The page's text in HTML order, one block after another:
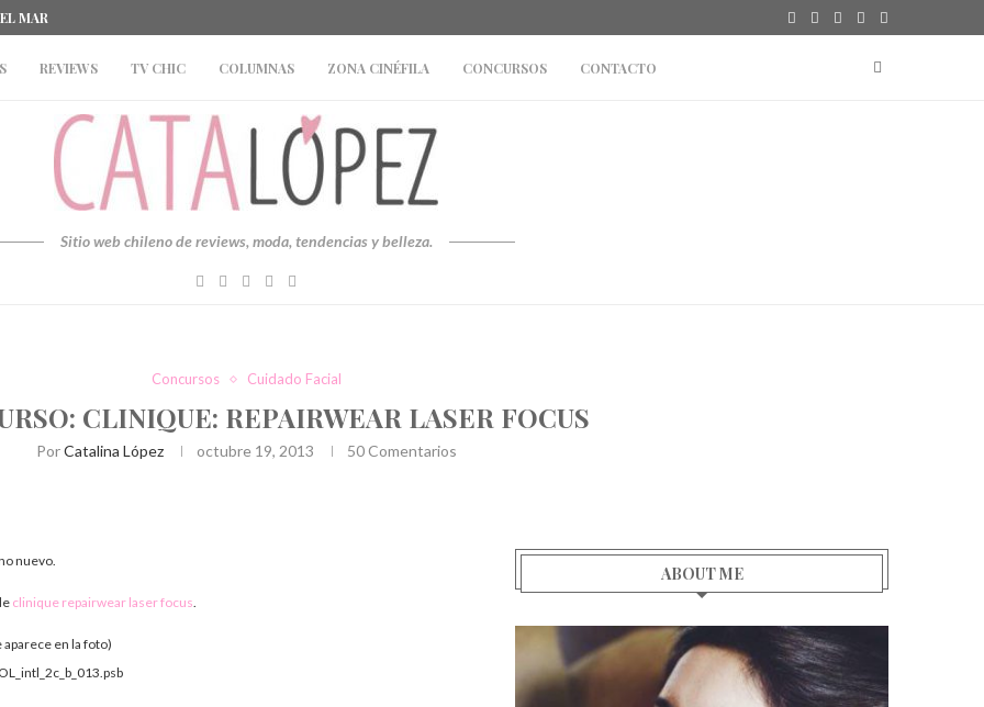
MAR
REVIEWS TV CHIC COLUMNAS ZONA CINÉFILA CONCURSOS CONTACTO
Sitio web chileno de reviews, moda, tendencias y belleza.
Concursos Cuidado Facial
CLINIQUE: REPAIRWEAR LASER FOCUS
PorCatalina López octubre 19, 2013 50 Comentarios
nuevo.
clinique repairwear laser focus.
en la foto)
ABOUT ME